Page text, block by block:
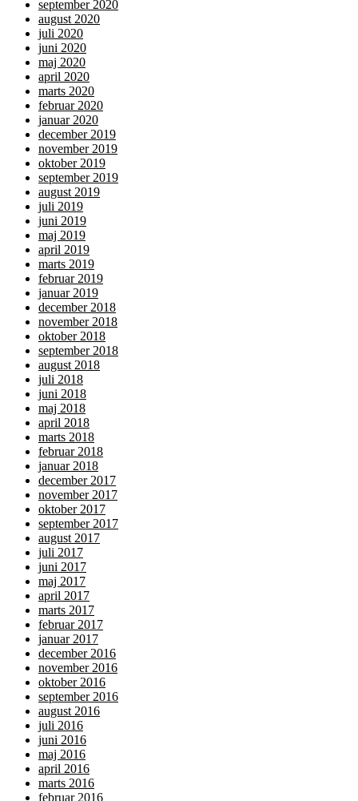
september 2020
august 2020
juli 2020
juni 2020
maj 2020
april 2020
marts 2020
februar 2020
januar 2020
december 2019
november 2019
oktober 2019
september 2019
august 2019
juli 2019
juni 2019
maj 2019
april 2019
marts 2019
februar 2019
januar 2019
december 2018
november 2018
oktober 2018
september 2018
august 2018
juli 2018
juni 2018
maj 2018
april 2018
marts 2018
februar 2018
januar 2018
december 2017
november 2017
oktober 2017
september 2017
august 2017
juli 2017
juni 2017
maj 2017
april 2017
marts 2017
februar 2017
januar 2017
december 2016
november 2016
oktober 2016
september 2016
august 2016
juli 2016
juni 2016
maj 2016
april 2016
marts 2016
februar 2016